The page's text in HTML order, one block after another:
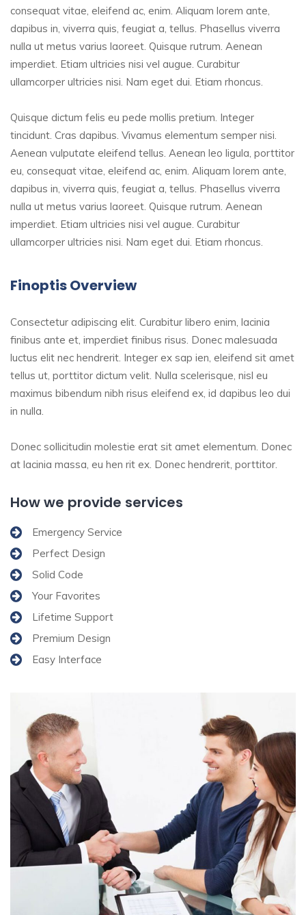
consequat vitae, eleifend ac, enim. Aliquam lorem ante,
dapibus in, viverra quis, feugiat a, tellus. Phasellus viverra
nulla ut metus varius laoreet. Quisque rutrum. Aenean
imperdiet. Etiam ultricies nisi vel augue. Curabitur
ullamcorper ultricies nisi. Nam eget dui. Etiam rhoncus.
Quisque dictum felis eu pede mollis pretium. Integer
tincidunt. Cras dapibus. Vivamus elementum semper nisi.
Aenean vulputate eleifend tellus. Aenean leo ligula, porttitor
eu, consequat vitae, eleifend ac, enim. Aliquam lorem ante,
dapibus in, viverra quis, feugiat a, tellus. Phasellus viverra
nulla ut metus varius laoreet. Quisque rutrum. Aenean
imperdiet. Etiam ultricies nisi vel augue. Curabitur
ullamcorper ultricies nisi. Nam eget dui. Etiam rhoncus.
Finoptis Overview
Consectetur adipiscing elit. Curabitur libero enim, lacinia
finibus ante et, imperdiet finibus risus. Donec malesuada
luctus elit nec hendrerit. Integer ex sap ien, eleifend sit amet
tellus ut, porttitor dictum velit. Nulla scelerisque, nisl eu
maximus bibendum nibh risus eleifend ex, id dapibus leo dui
in nulla.
Donec sollicitudin molestie erat sit amet elementum. Donec
at lacinia massa, eu hen rit ex. Donec hendrerit, porttitor.
How we provide services
Emergency Service
Perfect Design
Solid Code
Your Favorites
Lifetime Support
Premium Design
Easy Interface